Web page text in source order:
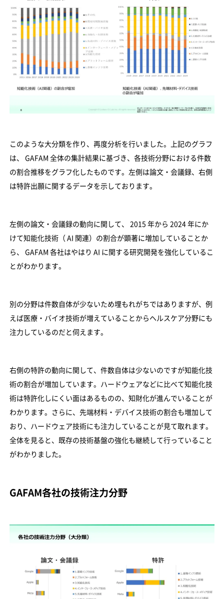
このような大分類を作り、再度分析を行いました。上記のグラフ
は、 GAFAM 全体の集計結果に基づき、各技術分野における件数
の割合推移をグラフ化したものです。左側は論文・会議録、右側
は特許出願に関するデータを示しております。
左側の論文・会議録の動向に関して、 2015 年から 2024 年にか
けて知能化技術（ AI 関連）の割合が顕著に増加していることか
ら、 GAFAM 各社はやはり AI に関する研究開発を強化しているこ
とがわかります。
別の分野は件数自体が少ないため埋もれがちではありますが、例
えば医療・バイオ技術が増えていることからヘルスケア分野にも
注力しているのだと伺えます。
右側の特許の動向に関して、件数自体は少ないのですが知能化技
術の割合が増加しています。ハードウェアなどに比べて知能化技
術は特許化しにくい面はあるものの、知財化が進んでいることが
わかります。さらに、先端材料・デバイス技術の割合も増加して
おり、ハードウェア技術にも注力していることが見て取れます。
全体を見ると、既存の技術基盤の強化も継続して行っていること
がわかりました。
GAFAM各社の技術注力分野